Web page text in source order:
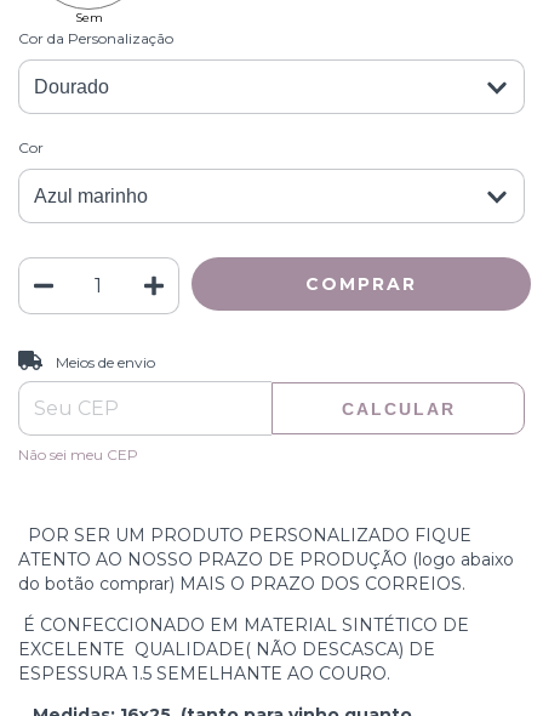
Sem
Personalização
Cor da Personalização
Cor
Entregas para o CEP:
Meios de envio
CALCULAR
Não sei meu CEP
POR SER UM PRODUTO PERSONALIZADO FIQUE
ATENTO AO NOSSO PRAZO DE PRODUÇÃO (logo abaixo
do botão comprar) MAIS O PRAZO DOS CORREIOS.
É CONFECCIONADO EM MATERIAL SINTÉTICO DE
EXCELENTE QUALIDADE( NÃO DESCASCA) DE
ESPESSURA 1.5 SEMELHANTE AO COURO.